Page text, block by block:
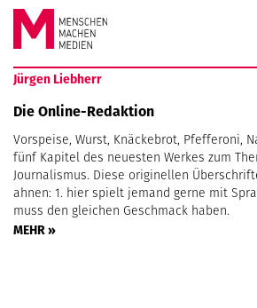
Springe zum Inhalt
MENSCHEN
MACHEN
MEDIEN
Jürgen Liebherr
Die Online-Redaktion
Vorspeise, Wurst, Knäckebrot, Pfefferoni,
fünf Kapitel des neuesten Werkes zum
Journalismus. Diese originellen
ahnen: 1. hier spielt jemand gerne mit
muss den gleichen Geschmack haben.
MEHR »